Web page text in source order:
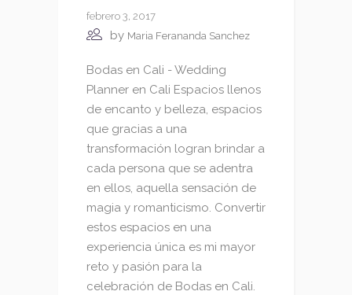
febrero 3, 2017
by Maria Ferananda Sanchez
Bodas en Cali - Wedding
Planner en Cali Espacios llenos
de encanto y belleza, espacios
que gracias a una
transformación logran brindar a
cada persona que se adentra
en ellos, aquella sensación de
magia y romanticismo. Convertir
estos espacios en una
experiencia única es mi mayor
reto y pasión para la
celebración de Bodas en Cali.